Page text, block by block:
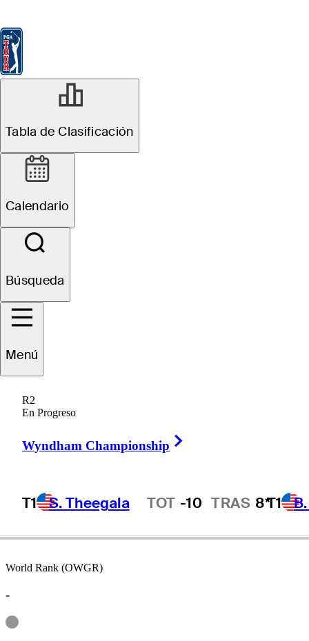
Tabla de Clasificación
Calendario
Búsqueda
Menú
R2
En Progreso
Wyndham Championship
T1 S. Theegala
Hot Streak TOT -10 TRAS 8*T1
UNITED STATES
World Rank (OWGR)
-
Information